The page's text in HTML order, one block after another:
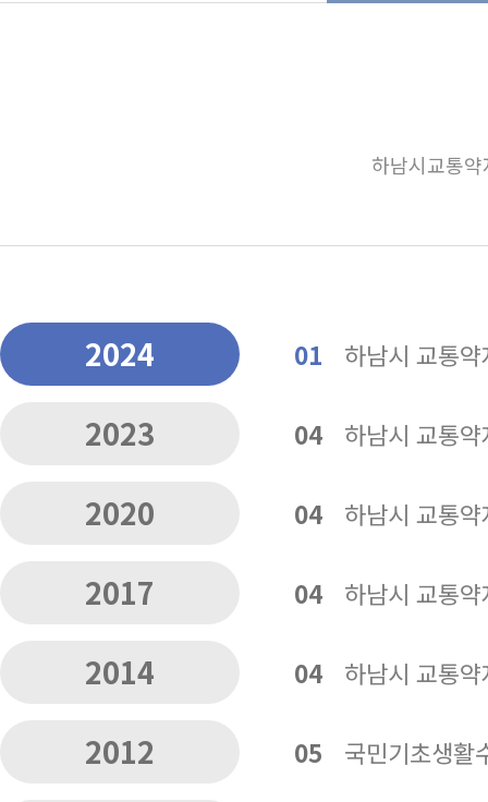
하남시교통
2024
2023
2020
2017
2014
2012
01 하남시 교통
04 하남시 교통
04 하남시 교통
04 하남시 교통
04 하남시 교통
05 국민기초생활